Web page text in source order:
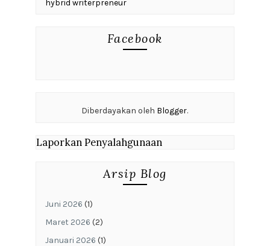
hybrid writerpreneur
Facebook
Diberdayakan oleh Blogger.
Laporkan Penyalahgunaan
Arsip Blog
Juni 2026 (1)
Maret 2026 (2)
Januari 2026 (1)